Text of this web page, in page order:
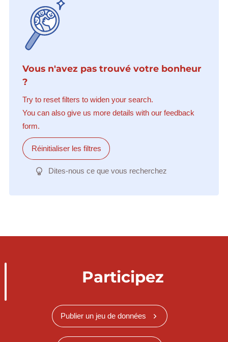
Vous n'avez pas trouvé votre bonheur
?
Try to reset filters to widen your search.
You can also give us more details with our feedback
form.
Réinitialiser les filtres
Dites-nous ce que vous recherchez
Participez
Publier un jeu de données